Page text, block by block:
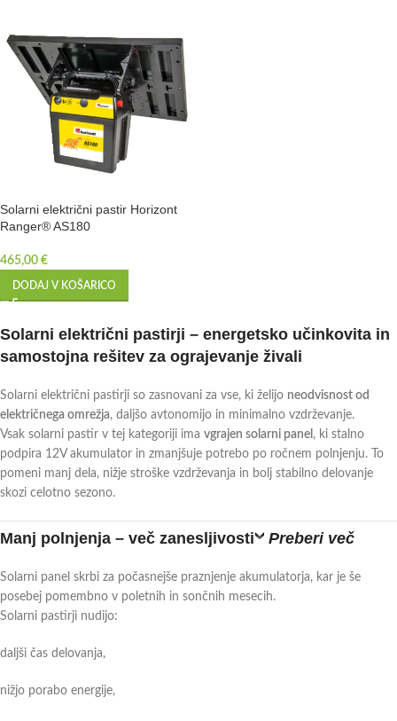
Solarni električni pastir Horizont
Ranger® AS180
465,00 €
DODAJ V KOŠARICO
Solarni električni pastirji – energetsko učinkovita in
samostojna rešitev za ograjevanje živali
Solarni električni pastirji so zasnovani za vse, ki želijo neodvisnost od
električnega omrežja, daljšo avtonomijo in minimalno vzdrževanje.
Vsak solarni pastir v tej kategoriji ima vgrajen solarni panel , ki stalno
podpira 12V akumulator in zmanjšuje potrebo po ročnem polnjenju. To
pomeni manj dela, nižje stroške vzdrževanja in bolj stabilno delovanje
skozi celotno sezono.
Manj polnjenja – več zanesljivosti Preberi več
Solarni panel skrbi za počasnejše praznjenje akumulatorja, kar je še
posebej pomembno v poletnih in sončnih mesecih.
Solarni pastirji nudijo:
daljši čas delovanja,
nižjo porabo energije,